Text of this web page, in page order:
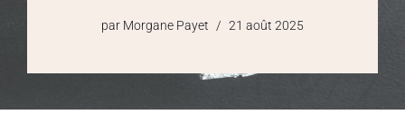
par Morgane Payet 21 août 2025